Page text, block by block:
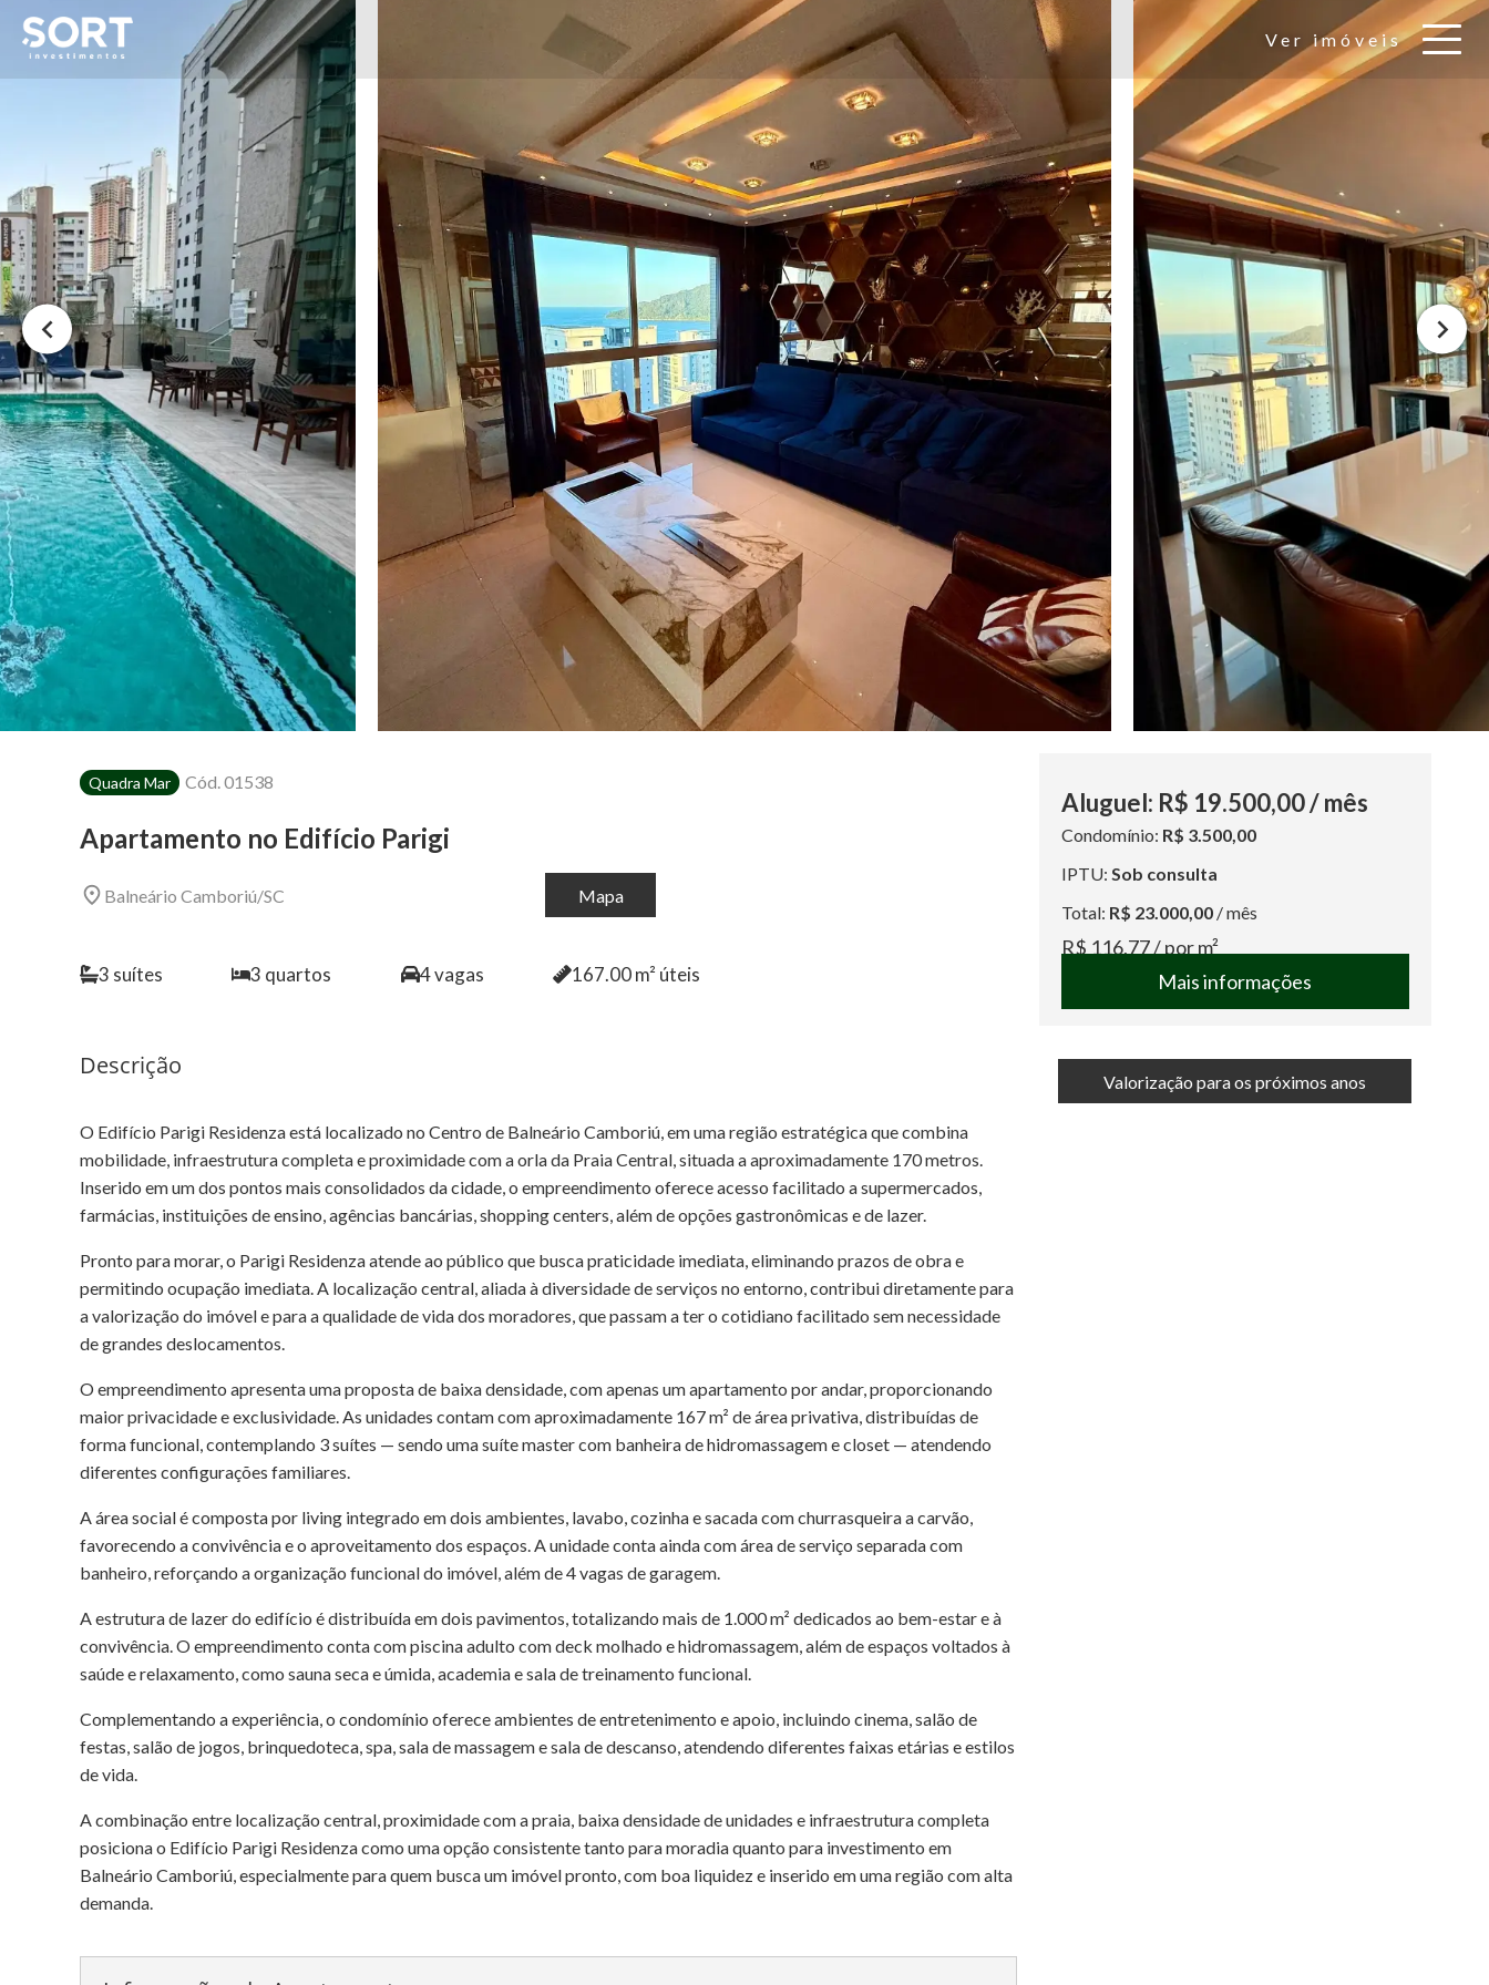
Ver imóveis
Quadra Mar Cód.01538
Apartamento no Edifício Parigi
Balneário Camboriú/SC Mapa
3 suítes 3 quartos 4vagas 167.00m² úteis
Descrição
O Edifício Parigi Residenza está localizado no Centro de Balneário Camboriú, em uma região estratégica que combina
mobilidade, infraestrutura completa e proximidade com a orla da Praia Central, situada a aproximadamente 170 metros.
Inserido em um dos pontos mais consolidados da cidade, o empreendimento oferece acesso facilitado a supermercados,
farmácias, instituições de ensino, agências bancárias, shopping centers, além de opções gastronômicas e de lazer.
Pronto para morar, o Parigi Residenza atende ao público que busca praticidade imediata, eliminando prazos de obra e
permitindo ocupação imediata. A localização central, aliada à diversidade de serviços no entorno, contribui diretamente para
a valorização do imóvel e para a qualidade de vida dos moradores, que passam a ter o cotidiano facilitado sem necessidade
de grandes deslocamentos.
O empreendimento apresenta uma proposta de baixa densidade, com apenas um apartamento por andar, proporcionando
maior privacidade e exclusividade. As unidades contam com aproximadamente 167 m² de área privativa, distribuídas de
forma funcional, contemplando 3 suítes — sendo uma suíte master com banheira de hidromassagem e closet — atendendo
diferentes configurações familiares.
A área social é composta por living integrado em dois ambientes, lavabo, cozinha e sacada com churrasqueira a carvão,
favorecendo a convivência e o aproveitamento dos espaços. A unidade conta ainda com área de serviço separada com
banheiro, reforçando a organização funcional do imóvel, além de 4 vagas de garagem.
A estrutura de lazer do edifício é distribuída em dois pavimentos, totalizando mais de 1.000 m² dedicados ao bem-estar e à
convivência. O empreendimento conta com piscina adulto com deck molhado e hidromassagem, além de espaços voltados à
saúde e relaxamento, como sauna seca e úmida, academia e sala de treinamento funcional.
Complementando a experiência, o condomínio oferece ambientes de entretenimento e apoio, incluindo cinema, salão de
festas, salão de jogos, brinquedoteca, spa, sala de massagem e sala de descanso, atendendo diferentes faixas etárias e estilos
de vida.
A combinação entre localização central, proximidade com a praia, baixa densidade de unidades e infraestrutura completa
posiciona o Edifício Parigi Residenza como uma opção consistente tanto para moradia quanto para investimento em
Balneário Camboriú, especialmente para quem busca um imóvel pronto, com boa liquidez e inserido em uma região com alta
demanda.
Aluguel: R$ 19.500,00/ mês
Condomínio: R$ 3.500,00
IPTU: Sob consulta
Total: R$ 23.000,00/ mês
R$ 116,77/ por m²
Mais informações
Valorização para os próximos anos